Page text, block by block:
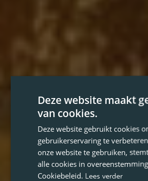
Deze website maakt
van cookies.
Deze website gebruikt cookies
gebruikerservaring te
onze website te gebruiken,
alle cookies in
Cookiebeleid. Lees verder